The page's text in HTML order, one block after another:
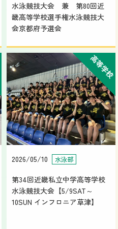
水泳競技大会 兼 第80回近
畿高等学校選手権水泳競技大
会京都府予選会
高等学校
2026/05/10 水泳部
第34回近畿私立中学高等学校
水泳競技大会【5/9SAT～
10SUN インフロニア草津】